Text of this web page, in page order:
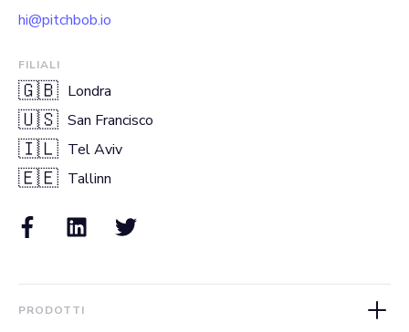
hi@pitchbob.io
FILIALI
🇬🇧 Londra
🇺🇸 San Francisco
🇮🇱 Tel Aviv
🇪🇪 Tallinn
PRODOTTI